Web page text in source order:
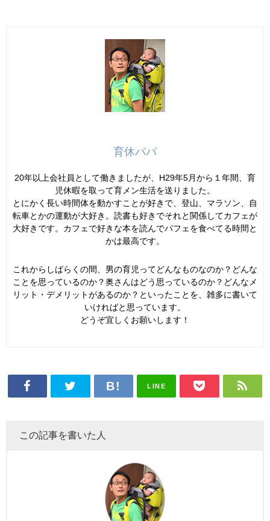
育休パパ
20年以上会社員として働きましたが、H29年5月から１年間、育
児休暇を取って育メン生活を送りました。
とにかく長い時間体を動かすことが好きで、登山、マラソン、自
転車とかの運動が大好き。読書も好きでそれと関係してカフェが
大好きです。カフェで好きな本を読んでパフェを食べてる時間と
かは最高です。
これからしばらくの間、男の育児ってどんなものなのか？どんな
ことを思っているのか？奥さんはどう思っているのか？どんなメ
リット・デメリットがあるのか？といったことを、雑多に書いて
いければと思っています。
どうぞ宜しくお願いします！
LINE
この記事を書いた人